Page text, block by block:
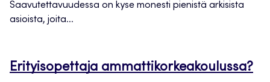
Saavutettavuudessa on kyse monesti pienistä arkisista
asioista, joita...
Erityisopettaja ammattikorkeakoulussa?